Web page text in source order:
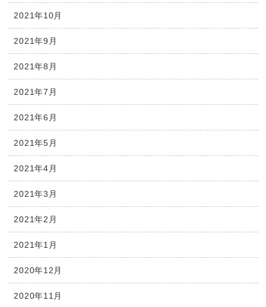
2021年10月
2021年9月
2021年8月
2021年7月
2021年6月
2021年5月
2021年4月
2021年3月
2021年2月
2021年1月
2020年12月
2020年11月